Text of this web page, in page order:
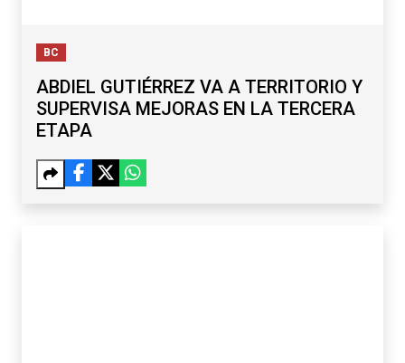
BC
ABDIEL GUTIÉRREZ VA A TERRITORIO Y
SUPERVISA MEJORAS EN LA TERCERA
ETAPA